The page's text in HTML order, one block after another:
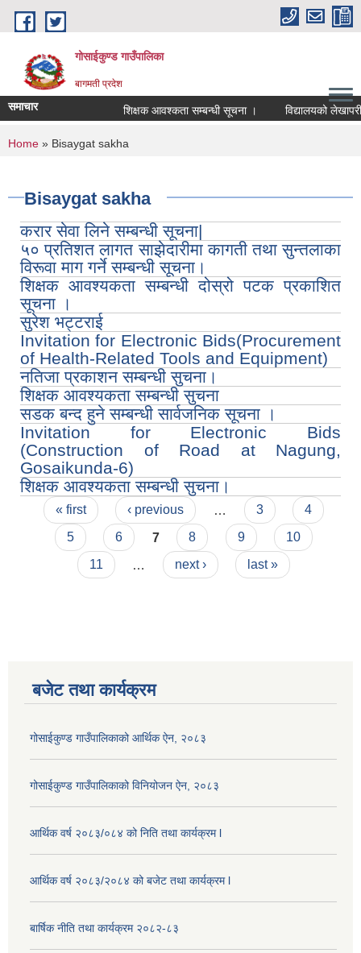
Skip to main content
गोसाईकुण्ड गाउँपालिका
बागमती प्रदेश
समाचार शिक्षक आवश्कता सम्बन्धी सूचना । विद्यालयको
You are here
Home » Bisaygat sakha
Bisaygat sakha
करार सेवा लिने सम्बन्धी सूचना|
५० प्रतिशत लागत साझेदारीमा कागती तथा सुन्तलाका
विरूवा माग गर्ने सम्बन्धी सूचना।
शिक्षक आवश्‍यकता सम्बन्धी दोस्रो पटक प्रकाशित
सूचना ।
सुरेश भट्टराई
Invitation for Electronic Bids(Procurement
of Health-Related Tools and Equipment)
नतिजा प्रकाशन सम्बन्धी सुचना।
शिक्षक आवश्यकता सम्बन्धी सुचना
सडक बन्द हुने सम्बन्धी सार्वजनिक सूचना ।
Invitation for Electronic Bids
(Construction of Road at Nagung,
Gosaikunda-6)
शिक्षक आवश्यकता सम्बन्धी सुचना।
Pages
« first ‹ previous 3
4
5
6 7 8 9
10
11
next › last »
बजेट तथा कार्यक्रम
गोसाईकुण्ड गाउँपालिकाको आर्थिक ऐन, २०८३
गोसाईकुण्ड गाउँपालिकाको विनियोजन ऐन, २०८३
आर्थिक वर्ष २०८३/०८४ को निति तथा कार्यक्रम l
आर्थिक वर्ष २०८३/२०८४ को बजेट तथा कार्यक्रम l
बार्षिक नीति तथा कार्यक्रम २०८२-८३